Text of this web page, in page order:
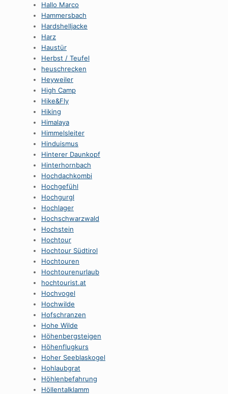
Hallo Marco
Hammersbach
Hardshelljacke
Harz
Haustür
Herbst / Teufel
heuschrecken
Heyweiler
High Camp
Hike&Fly
Hiking
Himalaya
Himmelsleiter
Hinduismus
Hinterer Daunkopf
Hinterhornbach
Hochdachkombi
Hochgefühl
Hochgurgl
Hochlager
Hochschwarzwald
Hochstein
Hochtour
Hochtour Südtirol
Hochtouren
Hochtourenurlaub
hochtourist.at
Hochvogel
Hochwilde
Hofschranzen
Hohe Wilde
Höhenbergsteigen
Höhenflugkurs
Hoher Seeblaskogel
Hohlaubgrat
Höhlenbefahrung
HöllentaIklamm